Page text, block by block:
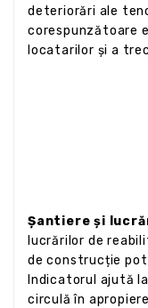
deteriorări ale
corespunzătoare
locatarilor și a
Șantiere și
lucrărilor de
de construcție
Indicatorul ajută
circulă în